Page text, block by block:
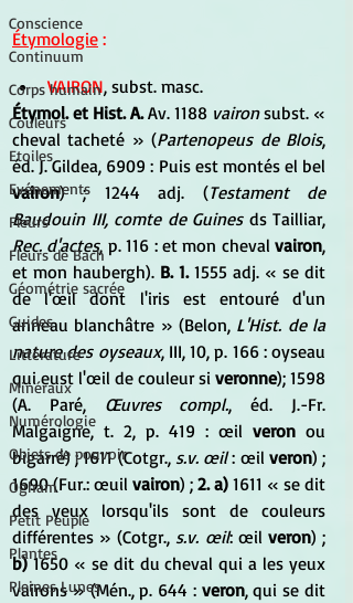
Conscience
Continuum
Corps humain
Couleurs
Etoiles
Evénements
Fleurs
Fleurs de Bach
Géométrie sacrée
Guides
Littérature
Minéraux
Numérologie
Objets de pouvoir
Ogham
Petit Peuple
Plantes
Pleines Lunes
Étymologie :
VAIRON, subst. masc.
Étymol. et Hist. A. Av. 1188 vairon subst. «
cheval tacheté » (Partenopeus de Blois,
vairon) ; 1244 adj. (Testament de
Baudouin III, comte de Guines
Rec. d'actes, p. 116 : et mon cheval vairon,
et mon haubergh). B. 1. 1555 adj. « se dit
de l'œil dont l'iris est entouré d'un
anneau blanchâtre » (Belon, L'Hist. de la
nature des oyseaux, III, 10, p. 166 : oyseau
qui eust l'œil de couleur si veronne); 1598
(A. Paré, Œuvres compl., éd. J.-Fr.
Malgaigne, t. 2, p. 419 : œil veron ou
bigarré) ; 1611 (Cotgr., s.v. œil : œil veron) ;
1690 (Fur.: œuil vairon) ; 2. a) 1611 « se dit
des yeux lorsqu'ils sont de couleurs
différentes » (Cotgr., s.v. œil: œil veron
b) 1650 « se dit du cheval qui a les yeux
vairons » (Mén., p. 644 : veron, qui se dit